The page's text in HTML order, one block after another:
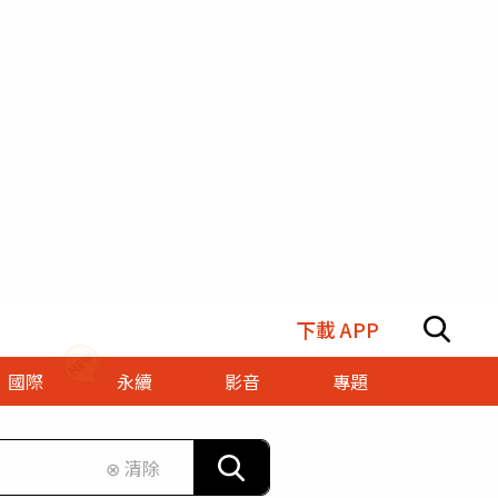
下載 APP
國際 永續 影音
專題
⊗ 清除